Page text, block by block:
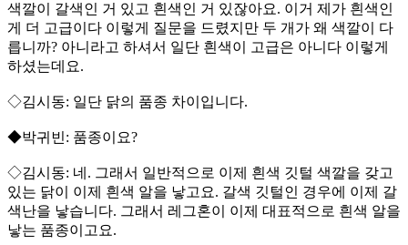
색깔이 갈색인 거 있고 흰색인 거 있잖아요. 이거 제가 흰색인
게 더 고급이다 이렇게 질문을 드렸지만 두 개가 왜 색깔이 다
릅니까? 아니라고 하셔서 일단 흰색이 고급은 아니다 이렇게
하셨는데요.
◇김시동: 일단 닭의 품종 차이입니다.
◆박귀빈: 품종이요?
◇김시동: 네. 그래서 일반적으로 이제 흰색 깃털 색깔을 갖고
있는 닭이 이제 흰색 알을 낳고요. 갈색 깃털인 경우에 이제 갈
색난을 낳습니다. 그래서 레그혼이 이제 대표적으로 흰색 알을
낳는 품종이고요.